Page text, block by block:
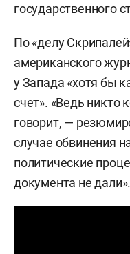
государственного
По «делу
американского
у Запада «хотя бы
счет». «Ведь никто
говорит, —
случае обвинения
политические
документа не дали».